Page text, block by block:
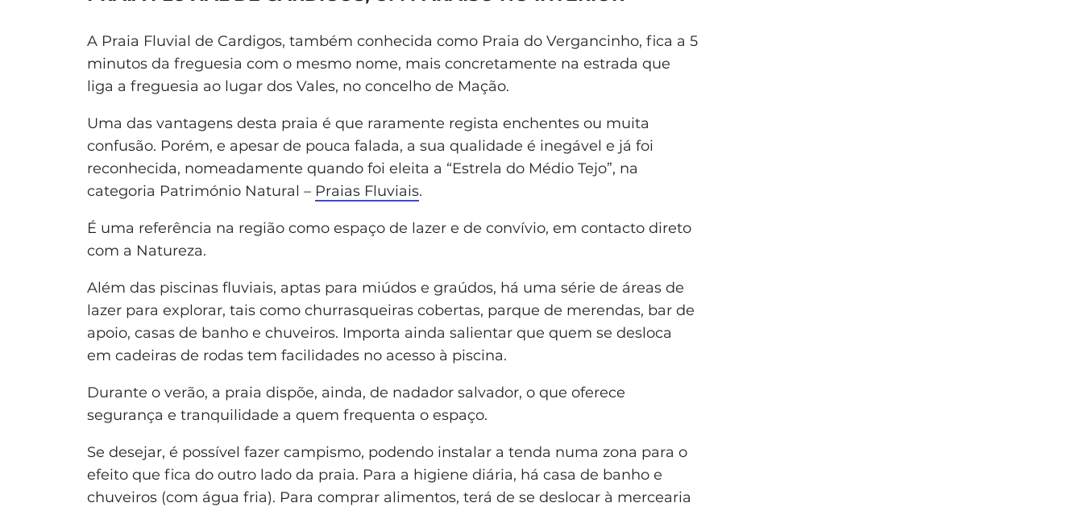
A Praia Fluvial de Cardigos, também conhecida como Praia do Vergancinho, fica a 5
minutos da freguesia com o mesmo nome, mais concretamente na estrada que
liga a freguesia ao lugar dos Vales, no concelho de Mação.
Uma das vantagens desta praia é que raramente regista enchentes ou muita
confusão. Porém, e apesar de pouca falada, a sua qualidade é inegável e já foi
reconhecida, nomeadamente quando foi eleita a “Estrela do Médio Tejo”, na
categoria Património Natural – Praias Fluviais.
É uma referência na região como espaço de lazer e de convívio, em contacto direto
com a Natureza.
Além das piscinas fluviais, aptas para miúdos e graúdos, há uma série de áreas de
lazer para explorar, tais como churrasqueiras cobertas, parque de merendas, bar de
apoio, casas de banho e chuveiros. Importa ainda salientar que quem se desloca
em cadeiras de rodas tem facilidades no acesso à piscina.
Durante o verão, a praia dispõe, ainda, de nadador salvador, o que oferece
segurança e tranquilidade a quem frequenta o espaço.
Se desejar, é possível fazer campismo, podendo instalar a tenda numa zona para o
efeito que fica do outro lado da praia. Para a higiene diária, há casa de banho e
chuveiros (com água fria). Para comprar alimentos, terá de se deslocar à mercearia